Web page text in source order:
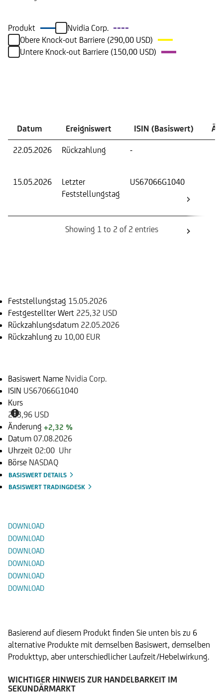
Produkt
Nvidia Corp.
Obere Knock-out Barriere (290,00 USD)
Untere Knock-out Barriere (150,00 USD)
Datum Ereigniswert ISIN (Basiswert)
22.05.2026 Rückzahlung -
15.05.2026
Letzter
Feststellungstag
US67066G1040
Showing 1 to 2 of 2 entries
Feststellungstag 15.05.2026
Festgestellter Wert 225,32 USD
Rückzahlungsdatum 22.05.2026
Rückzahlung zu 10,00 EUR
Basiswert Name Nvidia Corp.
ISIN US67066G1040
Kurs
223,96 USD
Änderung +2,32 %
Datum 07.08.2026
Uhrzeit 02:00 Uhr
Börse NASDAQ
BASISWERT DETAILS
BASISWERT TRADINGDESK
DOWNLOAD
DOWNLOAD
DOWNLOAD
DOWNLOAD
DOWNLOAD
DOWNLOAD
Basierend auf diesem Produkt finden Sie unten bis zu 6
alternative Produkte mit demselben Basiswert, demselben
Produkttyp, aber unterschiedlicher Laufzeit/Hebelwirkung.
WICHTIGER HINWEIS ZUR HANDELBARKEIT IM
SEKUNDÄRMARKT